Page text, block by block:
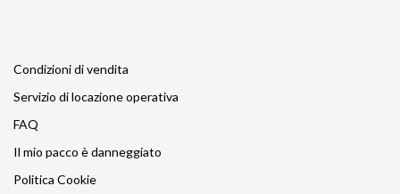
Condizioni di vendita
Servizio di locazione operativa
FAQ
Il mio pacco è danneggiato
Politica Cookie